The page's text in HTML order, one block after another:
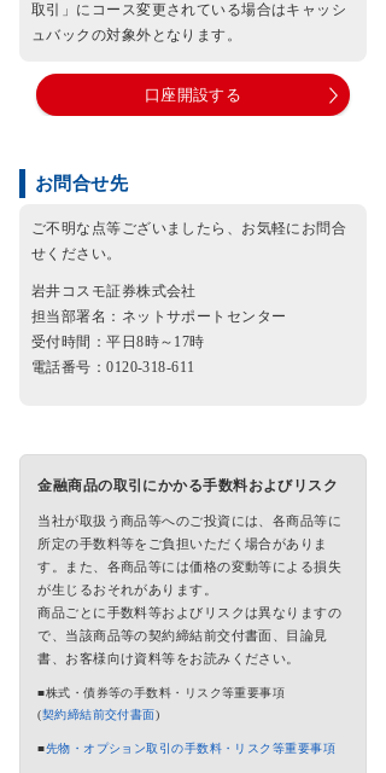
取引」にコース変更されている場合はキャッシ
ュバックの対象外となります。
口座開設する
お問合せ先
ご不明な点等ございましたら、お気軽にお問合
せください。
岩井コスモ証券株式会社
担当部署名：ネットサポートセンター
受付時間：平日8時～17時
電話番号：0120-318-611
金融商品の取引にかかる手数料およびリスク
当社が取扱う商品等へのご投資には、各商品等に
所定の手数料等をご負担いただく場合がありま
す。また、各商品等には価格の変動等による損失
が生じるおそれがあります。
商品ごとに手数料等およびリスクは異なりますの
で、当該商品等の契約締結前交付書面、目論見
書、お客様向け資料等をお読みください。
■株式・債券等の手数料・リスク等重要事項
(契約締結前交付書面)
■先物・オプション取引の手数料・リスク等重要事項